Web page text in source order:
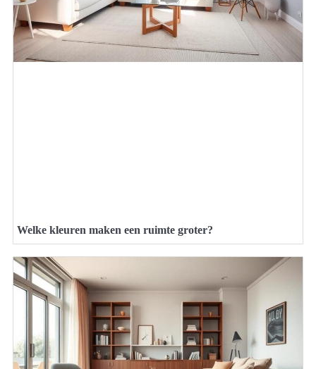
Welke kleuren maken een ruimte groter?